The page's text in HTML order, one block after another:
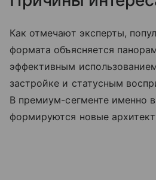
Как отмечают эксперты,
формата объясняется
эффективным
застройке и статусным
В премиум-сегменте именно
формируются новые